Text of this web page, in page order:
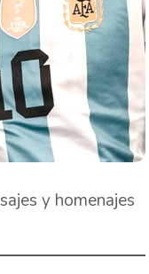
y homenajes